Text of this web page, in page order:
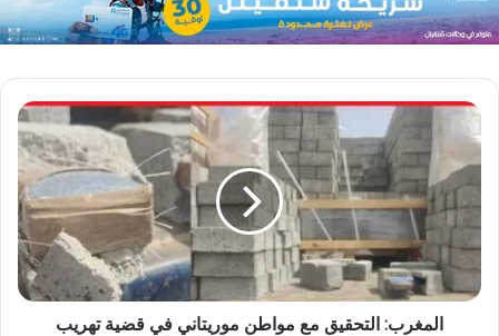
المغرب: التحقيق مع مواطن موريتاني في قضية تهريب